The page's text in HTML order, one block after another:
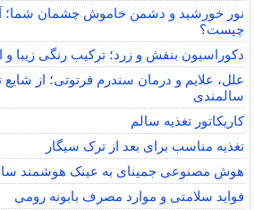
نور خورشید و دشمن خاموش چشمان شما؛
چیست؟
دکوراسیون بنفش و زرد؛ ترکیب رنگی زیبا و
علل، علایم و درمان سندرم فرتوتی؛ از
سالمندی
کاریکاتور تغذیه سالم
تغذیه مناسب برای بعد از ترک سیگار
هوش مصنوعی جمینای به عینک هوشمند
فواید سلامتی و موارد مصرف بابونه رومی